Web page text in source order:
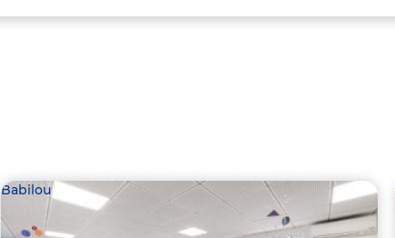
Babilou